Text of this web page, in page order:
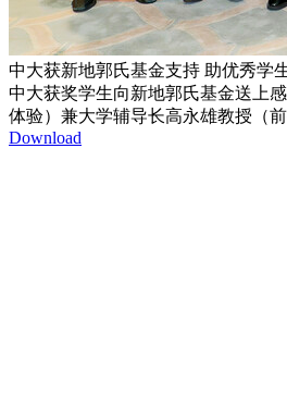
中大获新地郭氏基金支持 助优秀学
中大获奖学生向新地郭氏基金送上
体验）兼大学辅导长高永雄教授（
Download